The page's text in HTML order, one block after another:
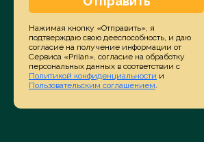
Нажимая кнопку «Отправить», я
подтверждаю свою дееспособность, и даю
согласие на получение информации от
Сервиса «Prilan», согласие на обработку
персональных данных в соответствии с
Политикой конфиденциальности и
Пользовательским соглашением.